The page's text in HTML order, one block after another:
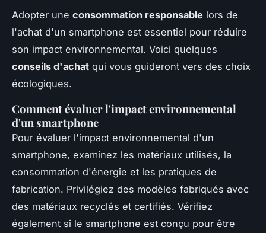
Adopter une consommation responsable lors de
l'achat d'un smartphone est essentiel pour réduire
son impact environnemental. Voici quelques
conseils d'achat qui vous guideront vers des choix
écologiques.
Comment évaluer l'impact environnemental
d'un smartphone
Pour évaluer l'impact environnemental d'un
smartphone, examinez les matériaux utilisés, la
consommation d'énergie et les pratiques de
fabrication. Privilégiez des modèles fabriqués avec
des matériaux recyclés et certifiés. Vérifiez
également si le smartphone est conçu pour être